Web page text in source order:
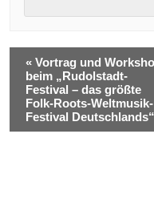
« Vortrag und
beim „Rudolstadt-
Festival – das größte
Folk-Roots-Weltmusik-
Festival Deutschlands“